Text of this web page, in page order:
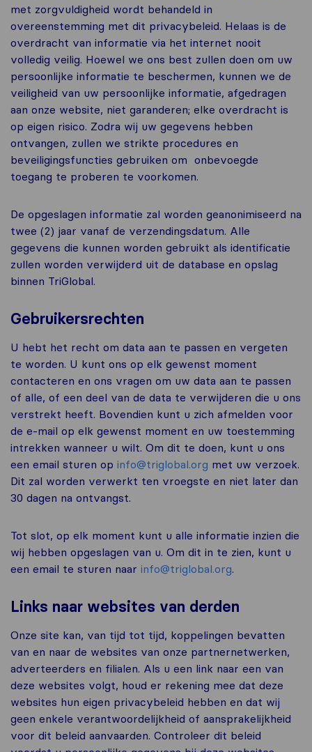
met zorgvuldigheid wordt behandeld in
overeenstemming met dit privacybeleid. Helaas is de
overdracht van informatie via het internet nooit
volledig veilig. Hoewel we ons best zullen doen om uw
persoonlijke informatie te beschermen, kunnen we de
veiligheid van uw persoonlijke informatie, afgedragen
aan onze website, niet garanderen; elke overdracht is
op eigen risico. Zodra wij uw gegevens hebben
ontvangen, zullen we strikte procedures en
beveiligingsfuncties gebruiken om onbevoegde
toegang te proberen te voorkomen.
De opgeslagen informatie zal worden geanonimiseerd na
twee (2) jaar vanaf de verzendingsdatum. Alle
gegevens die kunnen worden gebruikt als identificatie
zullen worden verwijderd uit de database en opslag
binnen TriGlobal.
Gebruikersrechten
U hebt het recht om data aan te passen en vergeten
te worden. U kunt ons op elk gewenst moment
contacteren en ons vragen om uw data aan te passen
of alle, of een deel van de data te verwijderen die u ons
verstrekt heeft. Bovendien kunt u zich afmelden voor
de e-mail op elk gewenst moment en uw toestemming
intrekken wanneer u wilt. Om dit te doen, kunt u ons
een email sturen op info@triglobal.org met uw verzoek.
Dit zal worden verwerkt ten vroegste en niet later dan
30 dagen na ontvangst.
Tot slot, op elk moment kunt u alle informatie inzien die
wij hebben opgeslagen van u. Om dit in te zien, kunt u
een email te sturen naar info@triglobal.org.
Links naar websites van derden
Onze site kan, van tijd tot tijd, koppelingen bevatten
van en naar de websites van onze partnernetwerken,
adverteerders en filialen. Als u een link naar een van
deze websites volgt, houd er rekening mee dat deze
websites hun eigen privacybeleid hebben en dat wij
geen enkele verantwoordelijkheid of aansprakelijkheid
voor dit beleid aanvaarden. Controleer dit beleid